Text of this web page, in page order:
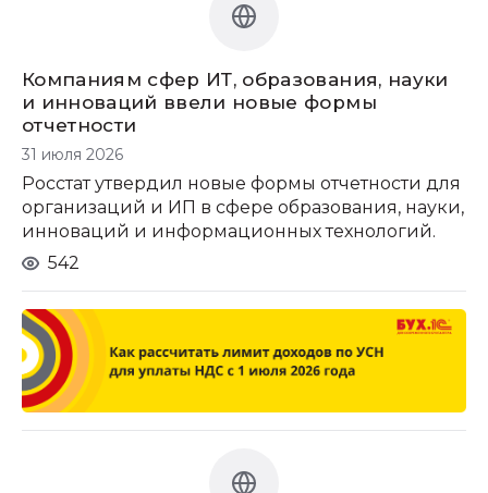
Компаниям сфер ИТ, образования, науки
и инноваций ввели новые формы
отчетности
31 июля 2026
Росстат утвердил новые формы отчетности для
организаций и ИП в сфере образования, науки,
инноваций и информационных технологий.
542